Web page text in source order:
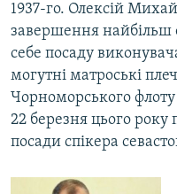
1937-го. Олексій
завершення найбільш
себе посаду
могутні матроські
Чорноморського флоту
22 березня цього року
посади спікера